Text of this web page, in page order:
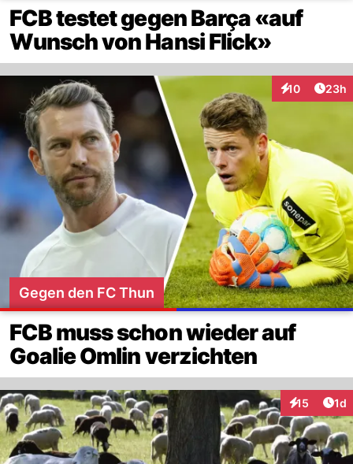
FCB testet gegen Barça «auf
Wunsch von Hansi Flick»
10
Interaktionen
23h
Gegen den FC Thun
FCB muss schon wieder auf
Goalie Omlin verzichten
15 1d